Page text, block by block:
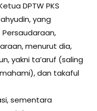
DPTW PKS
yang
Persaudaraan,
menurut dia,
yakni ta’aruf (saling
dan takaful
sementara